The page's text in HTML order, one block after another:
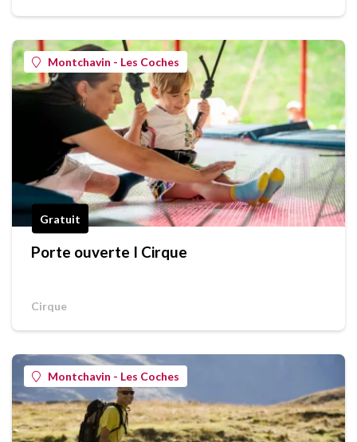
Montchavin - Les Coches
Gratuit
Porte ouverte I Cirque
Cirque
Montchavin - Les Coches